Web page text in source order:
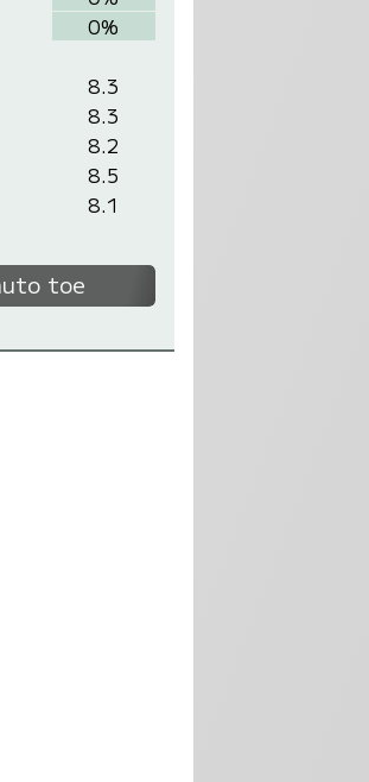
0%
8.3
8.3
8.2
8.5
8.1
toe